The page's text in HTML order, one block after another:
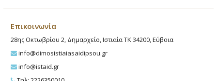
Επικοινωνία
28ης Οκτωβρίου 2, Δημαρχείο, Ιστιαία ΤΚ 34200, Εύβοια
info@dimosistiaiasaidipsou.gr
info@istaid.gr